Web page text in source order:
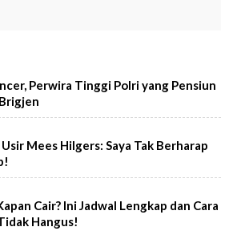
Perwira Tinggi Polri yang Pensiun
Mees Hilgers: Saya Tak Berharap
Cair? Ini Jadwal Lengkap dan Cara
Hangus!